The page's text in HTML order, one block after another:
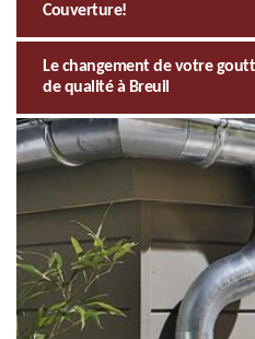
Couverture!
Le changement de votre
de qualité à Breuil